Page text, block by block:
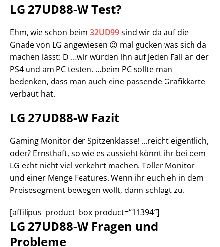
LG 27UD88-W Test?
Ehm, wie schon beim 32UD99sind wir da auf die
Gnade von LG angewiesen 😉 mal gucken was sich da
machen lässt: D …wir würden ihn auf jeden Fall an der
PS4 und am PC testen. …beim PC sollte man
bedenken, dass man auch eine passende Grafikkarte
verbaut hat.
LG 27UD88-W Fazit
Gaming Monitor der Spitzenklasse! …reicht eigentlich,
oder? Ernsthaft, so wie es aussieht könnt ihr bei dem
LG echt nicht viel verkehrt machen. Toller Monitor
und einer Menge Features. Wenn ihr euch eh in dem
Preisesegment bewegen wollt, dann schlagt zu.
[affilipus_product_box product=“11394″]
LG 27UD88-W Fragen und
Probleme